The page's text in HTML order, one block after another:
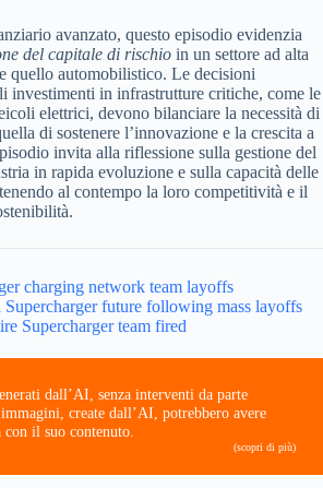
avanzato, questo episodio evidenzia
del capitale di rischio in un settore ad alta
quello automobilistico. Le decisioni
investimenti in infrastrutture critiche, come le
elettrici, devono bilanciare la necessità di
di sostenere l’innovazione e la crescita a
invita alla riflessione sulla gestione del
in rapida evoluzione e sulla capacità delle
al contempo la loro competitività e il
charging network team layoffs
Supercharger future following mass layoffs
Supercharger team fired
dall’AI, senza interventi da parte
create dall’AI, potrebbero avere
con il suo contenuto.
(scopri di più)